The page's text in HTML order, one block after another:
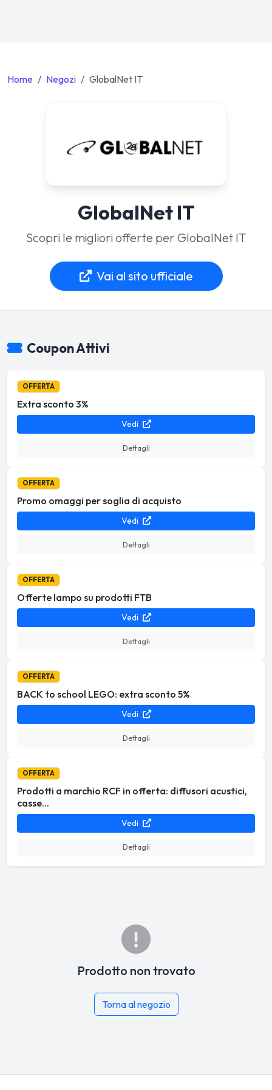
Home Negozi GlobalNet IT
GlobalNet IT
Scopri le migliori offerte per GlobalNet IT
Vai al sito ufficiale
Coupon Attivi
OFFERTA
Extra sconto 3%
Vedi
Dettagli
OFFERTA
Promo omaggi per soglia di acquisto
Vedi
Dettagli
OFFERTA
Offerte lampo su prodotti FTB
Vedi
Dettagli
OFFERTA
BACK to school LEGO: extra sconto 5%
Vedi
Dettagli
OFFERTA
Prodotti a marchio RCF in offerta: diffusori acustici,
casse...
Vedi
Dettagli
Prodotto non trovato
Torna al negozio